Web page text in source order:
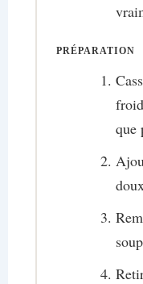
PRÉPARATION
que